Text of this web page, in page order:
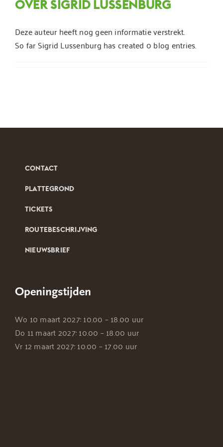
OVERSIGRID LUSSENBURG
Deze auteur heeft nog geen informatie verstrekt.
So far Sigrid Lussenburg has created 0 blog entries.
CONTACT
PLATTEGROND
TICKETS
ROUTEBESCHRIJVING
NIEUWSBRIEF
Openingstijden
Wo 10 maart 2027: 10.00 – 18.00 uur
Do 11 maart 2027: 10.00 – 18.00 uur
Vr 12 maart 2027: 10.00 – 17.00 uur